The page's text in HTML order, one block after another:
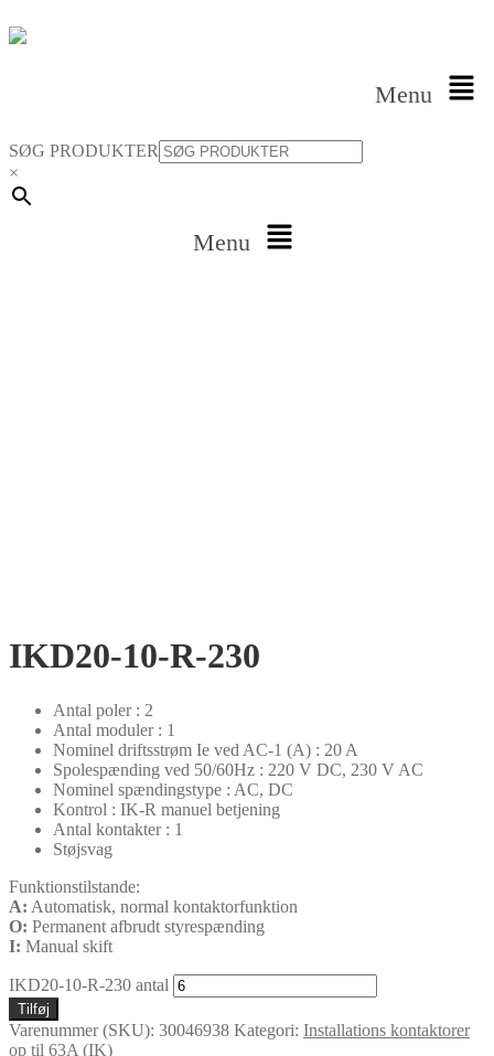
Menu
SØG PRODUKTER
×
Menu
IKD20-10-R-230
Antal poler : 2
Antal moduler : 1
Nominel driftsstrøm Ie ved AC-1 (A) : 20 A
Spolespænding ved 50/60Hz : 220 V DC, 230 V AC
Nominel spændingstype : AC, DC
Kontrol : IK-R manuel betjening
Antal kontakter : 1
Støjsvag
Funktionstilstande:
A: Automatisk, normal kontaktorfunktion
O: Permanent afbrudt styrespænding
I: Manual skift
IKD20-10-R-230 antal
Tilføj
Varenummer (SKU): 30046938 Kategori: Installations kontaktorer
op til 63A (IK)